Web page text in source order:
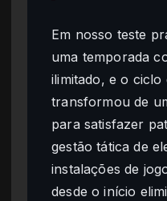
Em nosso teste
uma temporada
ilimitado, e o ciclo
transformou de
para satisfazer
gestão tática de
instalações de
desde o início